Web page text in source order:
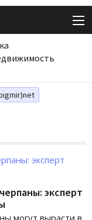
эксперт